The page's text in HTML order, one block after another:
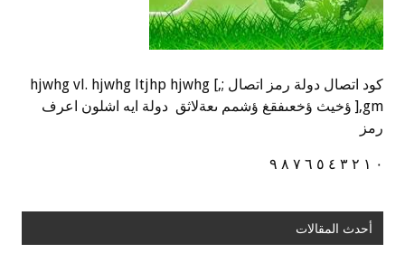
كود اتصال دولة رمز اتصال ;,] hjwhg vl. hjwhg ltjhp hjwhg
],gm ؤخيث ؤخعىفقغ ؤشمم ىعةلاثق دولة ايه اشلون اعرف
رمز
٠ ١ ٢ ٣ ٤ ٥ ٦ ٧ ٨ ٩
أحدث المقالات